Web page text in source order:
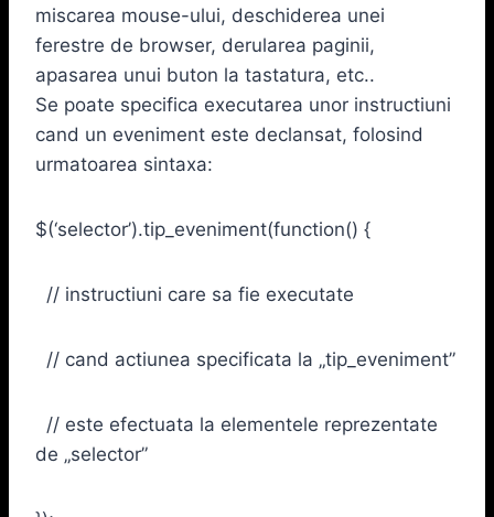
miscarea mouse-ului, deschiderea unei
ferestre de browser, derularea paginii,
apasarea unui buton la tastatura, etc..
Se poate specifica executarea unor instructiuni
cand un eveniment este declansat, folosind
urmatoarea sintaxa:
$(‘selector’).tip_eveniment(function() {
// instructiuni care sa fie executate
// cand actiunea specificata la „tip_eveniment”
// este efectuata la elementele reprezentate
de „selector”